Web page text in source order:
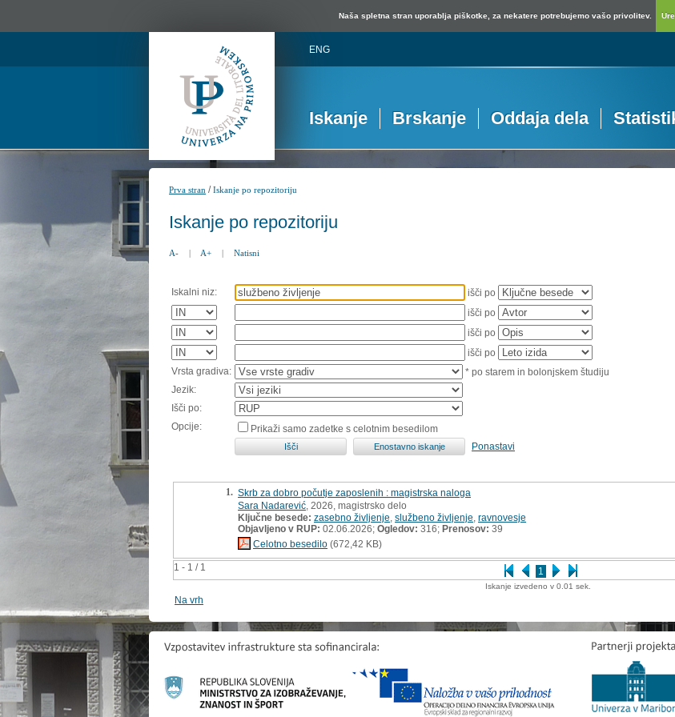
Naša spletna stran uporablja piškotke, za nekatere potrebujemo vašo privolitev.
ENG
Iskanje Brskanje Oddaja dela
Prva stran /Iskanje po repozitoriju
Iskanje po repozitoriju
A- | A+ | Natisni
Iskalni niz:
išči po
išči po
išči po
išči po
Vrsta gradiva:
* po starem in bolonjskem študiju
Jezik:
Išči po:
Opcije:
Prikaži samo zadetke s celotnim besedilom
Ponastavi
1 - 1 / 1 1
1. Skrb za dobro počutje zaposlenih : magistrska naloga
Sara Nadarević , 2026, magistrsko delo
Ključne besede: zasebno življenje službeno življenje ravnovesje
Objavljeno v RUP: 02.06.2026; Ogledov: 316; Prenosov: 39
Celotno besedilo (672,42 KB)
Iskanje izvedeno v 0.01 sek.
Na vrh